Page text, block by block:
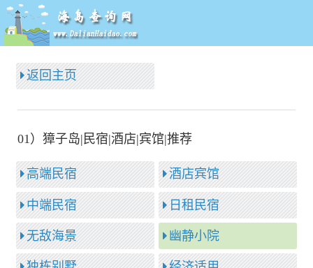
返回主页
01）獐子岛|民宿|酒店|宾馆|推荐
高端民宿
中端民宿
无敌海景
酒店宾馆
日租民宿
幽静小院